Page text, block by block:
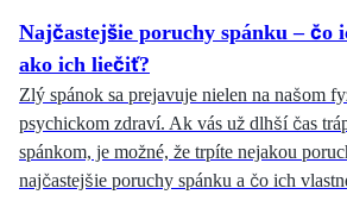
Najčastejšie poruchy spánku – čo
ako ich liečiť?
Zlý spánok sa prejavuje nielen na našom
psychickom zdraví. Ak vás už dlhší čas
spánkom, je možné, že trpíte nejakou
najčastejšie poruchy spánku a čo ich